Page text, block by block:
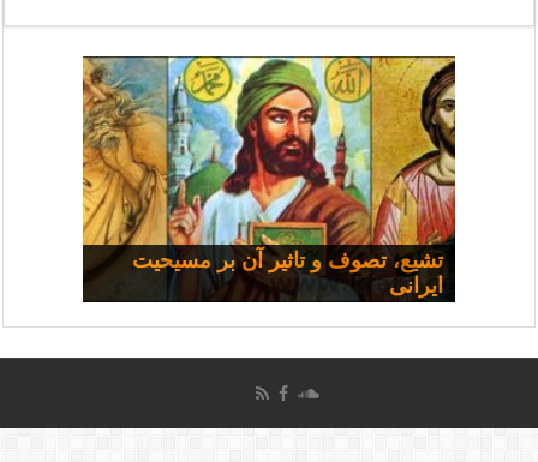
تشیع، تصوف و تاثیر آن بر مسیحیت
ایرانی
چرا همه شفا نمی‌یابند؟
مسیحی و سیاست: مجموعه
سخنرانی‌ها